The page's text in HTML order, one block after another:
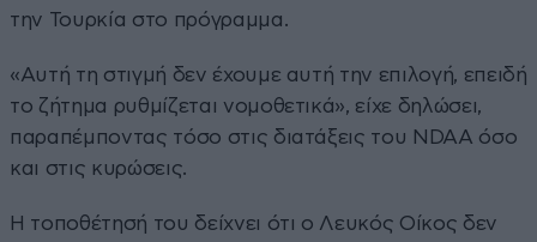
την Τουρκία στο πρόγραμμα.
«Αυτή τη στιγμή δεν έχουμε αυτή την επιλογή, επειδή
το ζήτημα ρυθμίζεται νομοθετικά», είχε δηλώσει,
παραπέμποντας τόσο στις διατάξεις του NDAA όσο
και στις κυρώσεις.
Η τοποθέτησή του δείχνει ότι ο Λευκός Οίκος δεν